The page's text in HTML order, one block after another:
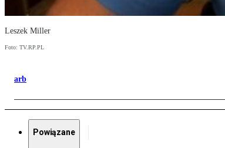
Leszek Miller
Foto: TV.RP.PL
arb
Powiązane